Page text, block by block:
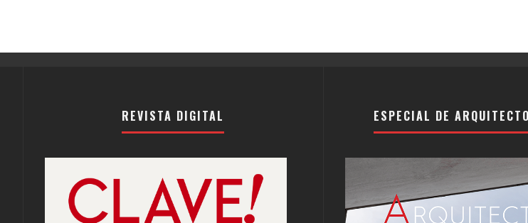
REVISTA DIGITAL ESPECIAL DE